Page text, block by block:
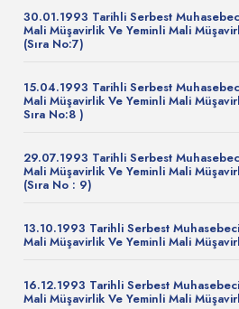
30.01.1993 Tarihli Serbest
Mali Müşavirlik Ve Yeminli Mali
(Sıra No:7)
15.04.1993 Tarihli Serbest
Mali Müşavirlik Ve Yeminli Mali
Sıra No:8 )
29.07.1993 Tarihli Serbest
Mali Müşavirlik Ve Yeminli Mali
(Sıra No : 9)
13.10.1993 Tarihli Serbest
Mali Müşavirlik Ve Yeminli Mali
16.12.1993 Tarihli Serbest
Mali Müşavirlik Ve Yeminli Mali